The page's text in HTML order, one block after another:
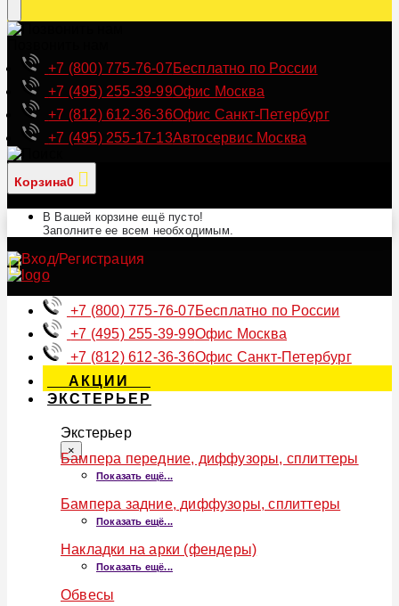
+7 (800) 775-76-07Бесплатно по России
+7 (495) 255-39-99Офис Москва
+7 (812) 612-36-36Офис Санкт-Петербург
+7 (495) 255-17-13Автосервис Москва
Корзина0
В Вашей корзине ещё пусто!
Заполните ее всем необходимым.
+7 (800) 775-76-07Бесплатно по России
+7 (495) 255-39-99Офис Москва
+7 (812) 612-36-36Офис Санкт-Петербург
АКЦИИ
ЭКСТЕРЬЕР
Экстерьер
×
Бампера передние, диффузоры, сплиттеры
Показать ещё...
Бампера задние, диффузоры, сплиттеры
Показать ещё...
Накладки на арки (фендеры)
Показать ещё...
Обвесы